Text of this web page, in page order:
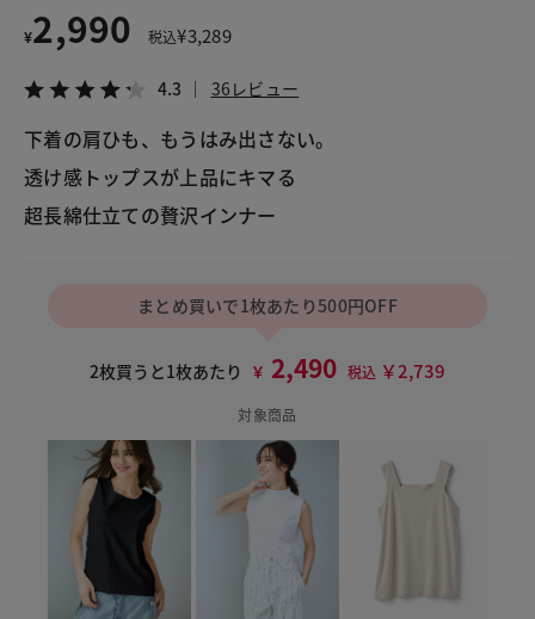
¥2,990 税込¥3,289
4.3 36レビュー
下着の肩ひも、もうはみ出さない。
透け感トップスが上品にキマる
超長綿仕立ての贅沢インナー
まとめ買いで1枚あたり500円OFF
2枚買うと1枚あたり ￥ 2,490 税込 ￥2,739
対象商品
LINE X